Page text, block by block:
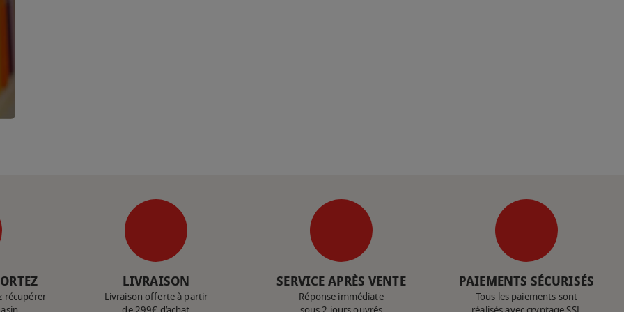
récupérer
LIVRAISON
Livraison offerte à partir
SERVICE APRÈS VENTE
Réponse immédiate
PAIEMENTS SÉCURISÉS
Tous les paiements sont